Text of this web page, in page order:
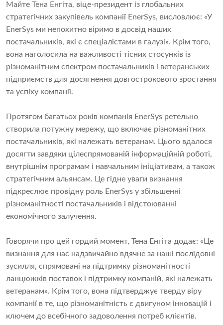
Майте Тена Енгіта, віце-президент із глобальних
стратегічних закупівель компанії EnerSys, висловлює: «У
EnerSys ми непохитно віримо в досвід наших
постачальників, які є спеціалістами в галузі». Крім того,
вона наголосила на важливості тісних стосунків із
різноманітним спектром постачальників і ветеранських
підприємств для досягнення довгострокового зростання
та успіху компанії.
Протягом багатьох років компанія EnerSys ретельно
створила потужну мережу, що включає різноманітних
постачальників, які належать ветеранам. Цього вдалося
досягти завдяки цілеспрямованій інформаційній роботі,
внутрішнім програмам і навчальним ініціативам, а також
стратегічним альянсам. Це гідне уваги визнання
підкреслює провідну роль EnerSys у збільшенні
різноманітності постачальників і відстоюванні
економічного залучення.
Говорячи про цей гордий момент, Тена Енгіта додає: «Це
визнання для нас надзвичайно вдячне за наші послідовні
зусилля, спрямовані на підтримку різноманітності
ланцюжків поставок і підтримку компаній, які належать
ветеранам». Крім того, вона підтверджує тверду віру
компанії в те, що різноманітність є двигуном інновацій і
ключем до всебічного задоволення потреб клієнтів.